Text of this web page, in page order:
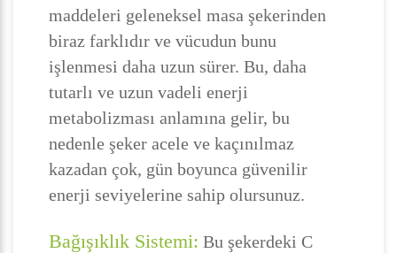
maddeleri geleneksel masa şekerinden
biraz farklıdır ve vücudun bunu
işlenmesi daha uzun sürer. Bu, daha
tutarlı ve uzun vadeli enerji
metabolizması anlamına gelir, bu
nedenle şeker acele ve kaçınılmaz
kazadan çok, gün boyunca güvenilir
enerji seviyelerine sahip olursunuz.
Bağışıklık Sistemi: Bu şekerdeki C